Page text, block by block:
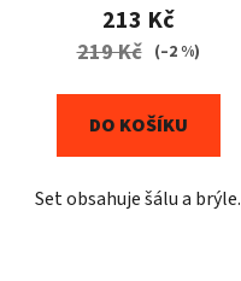
213 Kč
219 Kč (–2 %)
DO KOŠÍKU
Set obsahuje šálu a brýle.